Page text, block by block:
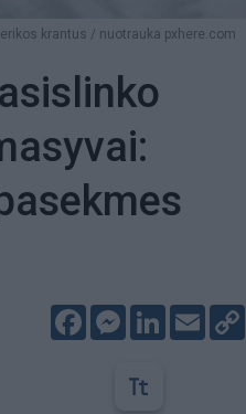
krantus / nuotrauka pxhere.com
FacebookMessenger
LinkedIn
Email